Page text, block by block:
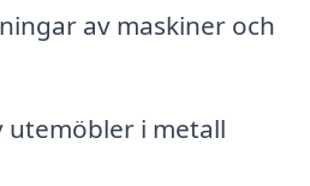
av maskiner och
utemöbler i metall